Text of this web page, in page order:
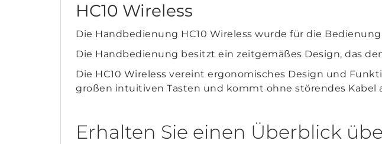
HC10 Wireless
Die Handbedienung HC10 Wireless wurde für die
Die Handbedienung besitzt ein zeitgemäßes Design, das
Die HC10 Wireless vereint ergonomisches Design und
großen intuitiven Tasten und kommt ohne störendes Kabel
Erhalten Sie einen Überblick